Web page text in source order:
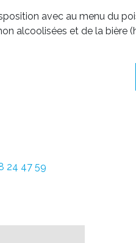
avec au menu du
alcoolisées et de la bière
24 47 59